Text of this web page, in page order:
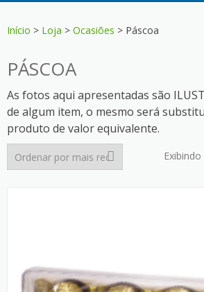
Início > Loja > Ocasiões > Páscoa
PÁSCOA
As fotos aqui apresentadas são
de algum item, o mesmo será
produto de valor equivalente.